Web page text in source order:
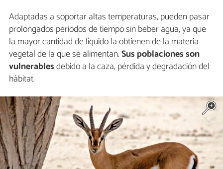
Adaptadas a soportar altas temperaturas, pueden pasar
prolongados periodos de tiempo sin beber agua, ya que
la mayor cantidad de líquido la obtienen de la materia
vegetal de la que se alimentan.Sus poblaciones son
vulnerablesdebido a la caza, pérdida y degradación del
hábitat.